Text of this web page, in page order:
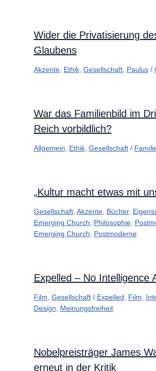
Wider die Privatisierung
Glaubens
Akzente, Ethik, Gesellschaft, Paulus/
War das Familienbild im
Reich vorbildlich?
Allgemein Ethik, Gesellschaft/
„Kultur macht etwas mit
Gesellschaft, Akzente, Bücher,
Emerging Church
Philosophie,
Emerging Church
Postmoderne
Expelled – No Intelligence
Film Gesellschaft/ Expelled Film
Design
Meinungsfreiheit
Nobelpreisträger James
erneut in der Kritik